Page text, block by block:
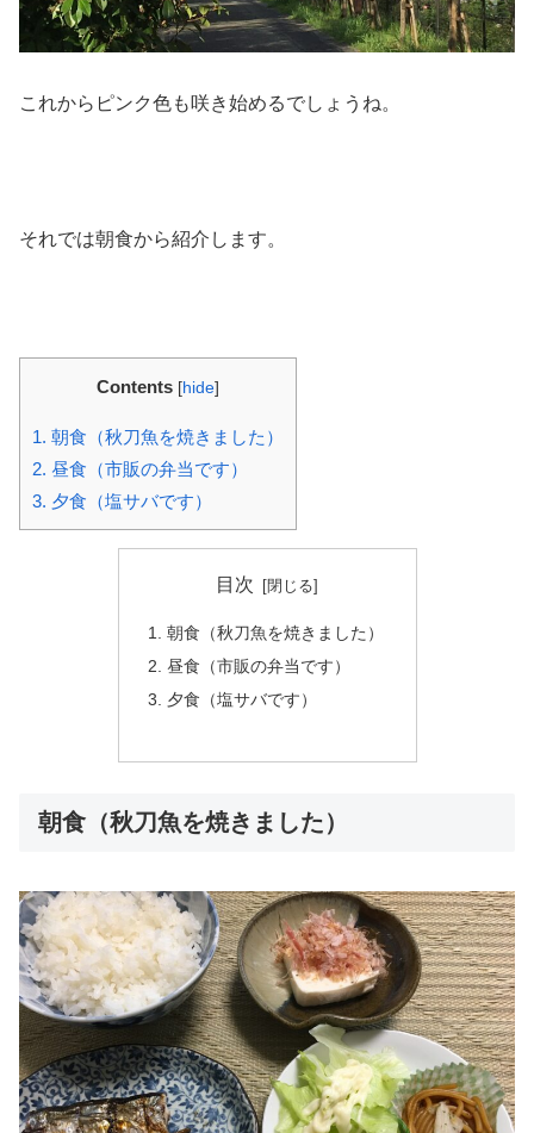
これからピンク色も咲き始めるでしょうね。
それでは朝食から紹介します。
Contents [hide]
1. 朝食（秋刀魚を焼きました）
2. 昼食（市販の弁当です）
3. 夕食（塩サバです）
目次
朝食（秋刀魚を焼きました）
昼食（市販の弁当です）
夕食（塩サバです）
朝食（秋刀魚を焼きました）